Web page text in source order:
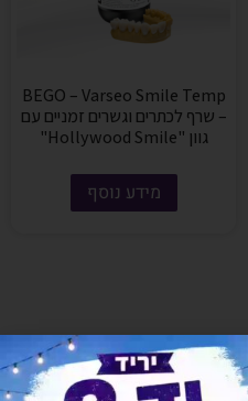
BEGO – Varseo Smile Temp
– שרף לכתרים וגשרים זמניים עם
גוון "Hollywood Smile"
מידע נוסף